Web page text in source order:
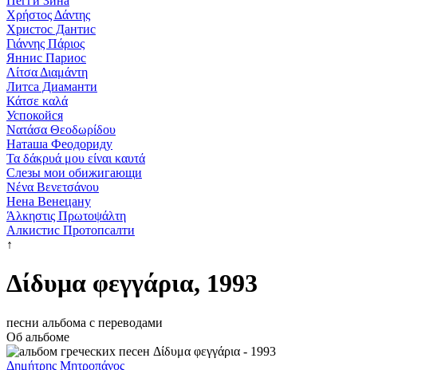
Χρήστος Δάντης
Христос Дантис
Γιάννης Πάριος
Яннис Париос
Λίτσα Διαμάντη
Литса Диаманти
Κάτσε καλά
Успокойся
Νατάσα Θεοδωρίδου
Наташа Феодориду
Τα δάκρυά μου είναι καυτά
Слезы мои обижигающи
Νένα Βενετσάνου
Нена Венецану
Άλκηστις Πρωτοψάλτη
Алкистис Протопсалти
↑
Δίδυμα φεγγάρια, 1993
песни альбома с переводами
Об альбоме
Δημήτρης Μητροπάνος